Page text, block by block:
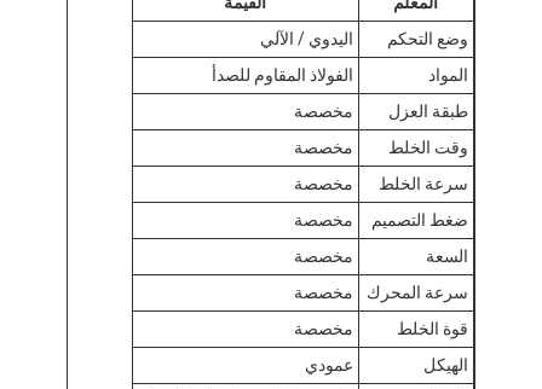
وضع التحكم
اليدوي / الآلي
المواد
الفولاذ المقاوم للصدأ
طبقة العزل
مخصصة
وقت الخلط
مخصصة
سرعة الخلط
مخصصة
ضغط التصميم
مخصصة
السعة
مخصصة
سرعة المحرك
مخصصة
قوة الخلط
مخصصة
الهيكل
عمودي